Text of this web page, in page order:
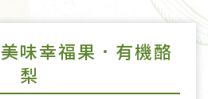
味幸福果．有機酪
梨